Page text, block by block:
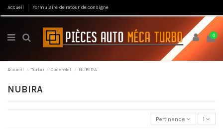
Accueil Formulaire de retour de consigne
0
Accueil Turbo Chevrolet NUBIRA
NUBIRA
Pertinence 1